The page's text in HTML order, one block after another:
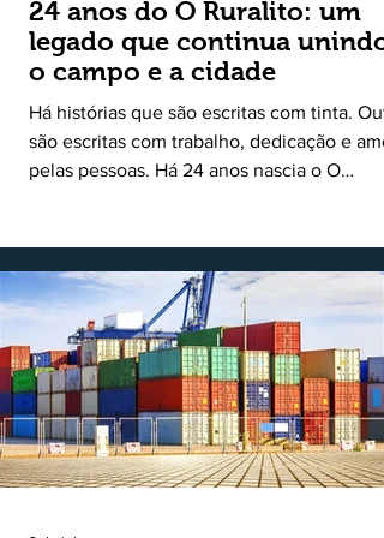
24 anos do O Ruralito: um
legado que continua unindo
o campo e a cidade
Há histórias que são escritas com tinta.
são escritas com trabalho, dedicação e
pelas pessoas. Há 24 anos nascia o O
das comunidades e dar voz às pessoas que
muitas vezes passam despercebidas pelos
grandes meios de comunicação. Muito mais
do que um jornal ou um portal de notícias,
Ruralito tornou-se uma missão. Essa missão
nasceu do